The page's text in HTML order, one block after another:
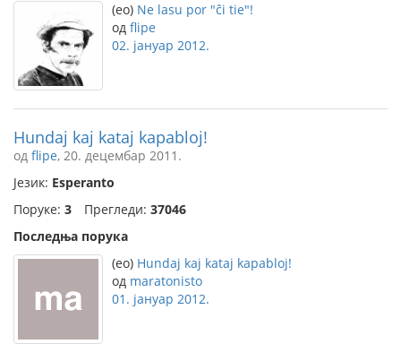
(eo) Ne lasu por "ĉi tie"!
од flipe
02. јануар 2012.
Hundaj kaj kataj kapabloj!
од flipe, 20. децембар 2011.
Језик: Esperanto
Поруке: 3 Прегледи: 37046
Последња порука
(eo) Hundaj kaj kataj kapabloj!
од maratonisto
01. јануар 2012.